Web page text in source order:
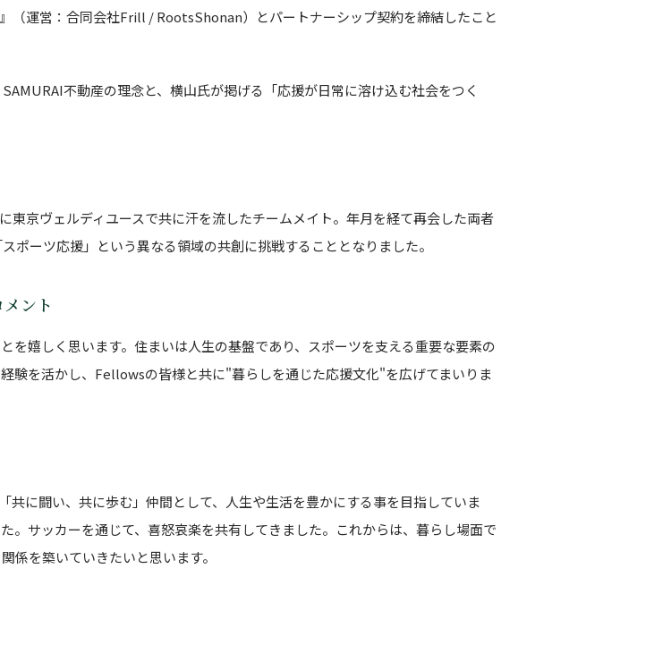
（運営：合同会社Frill / RootsShonan）とパートナーシップ契約を締結したこと
不動産の理念と、横山氏が掲げる「応援が日常に溶け込む社会をつく
東京ヴェルディユースで共に汗を流したチームメイト。年月を経て再会した両者
ポーツ応援」という異なる領域の共創に挑戦することとなりました。
ント
を嬉しく思います。住まいは人生の基盤であり、スポーツを支える重要な要素の
験を活かし、Fellowsの皆様と共に"暮らしを通じた応援文化"を広げてまいりま
に闘い、共に歩む」仲間として、人生や生活を豊かにする事を目指していま
。サッカーを通じて、喜怒哀楽を共有してきました。これからは、暮らし場面で
係を築いていきたいと思います。